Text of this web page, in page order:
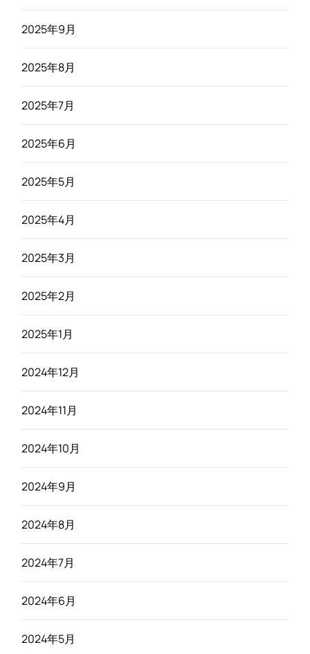
2025年9月
2025年8月
2025年7月
2025年6月
2025年5月
2025年4月
2025年3月
2025年2月
2025年1月
2024年12月
2024年11月
2024年10月
2024年9月
2024年8月
2024年7月
2024年6月
2024年5月